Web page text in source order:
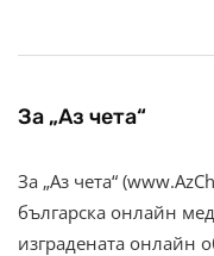
За „Аз чета“
За „Аз чета“
българска онлайн
изградената онлайн